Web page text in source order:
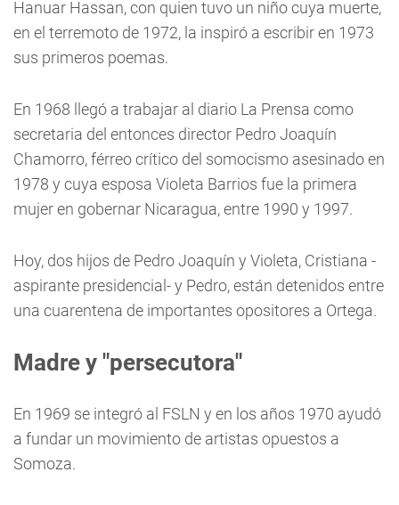
Hanuar Hassan, con quien tuvo un niño cuya muerte,
en el terremoto de 1972, la inspiró a escribir en 1973
sus primeros poemas.
En 1968 llegó a trabajar al diario La Prensa como
secretaria del entonces director Pedro Joaquín
Chamorro, férreo crítico del somocismo asesinado en
1978 y cuya esposa Violeta Barrios fue la primera
mujer en gobernar Nicaragua, entre 1990 y 1997.
Hoy, dos hijos de Pedro Joaquín y Violeta, Cristiana -
aspirante presidencial- y Pedro, están detenidos entre
una cuarentena de importantes opositores a Ortega.
Madre y "persecutora"
En 1969 se integró al FSLN y en los años 1970 ayudó
a fundar un movimiento de artistas opuestos a
Somoza.